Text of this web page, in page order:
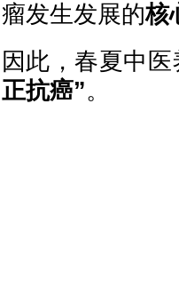
瘤发生发展的核
因此，春夏中
正抗癌”。